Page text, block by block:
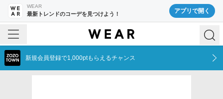
WEAR
最新トレンドのコーデを見つけよう！ アプリで開く
新規会員登録で1,000ptもらえるチャンス